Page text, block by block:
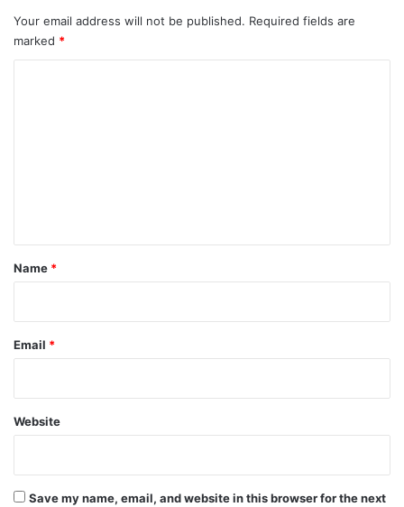
Your email address will not be published. Required fields are
marked *
Name *
Email *
Website
Save my name, email, and website in this browser for the next